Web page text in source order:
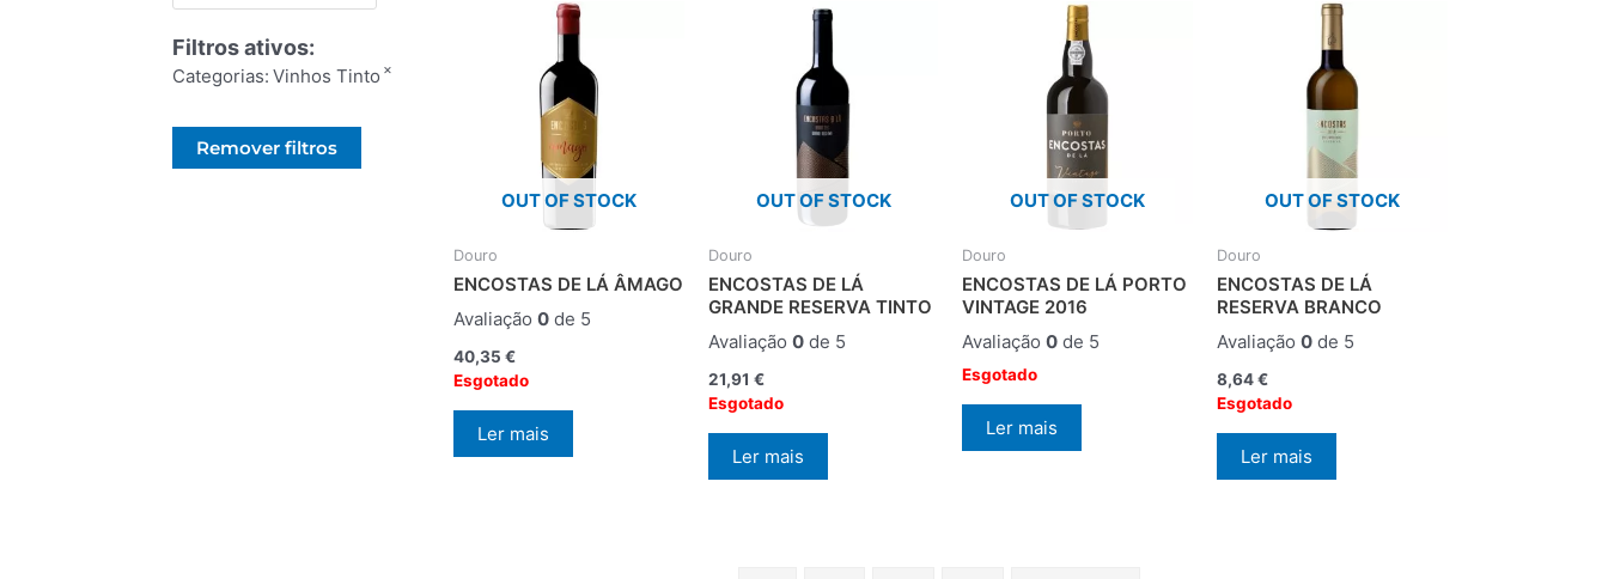
Filtros ativos:
Categorias: Vinhos Tinto ×
Remover filtros
OUT OF STOCK
Douro
ENCOSTAS DE LÁ ÂMAGO
Avaliação0 de 5
40,35€
Esgotado
Ler mais
OUT OF STOCK
Douro
ENCOSTAS DE LÁ
GRANDE RESERVA TINTO
Avaliação 0de 5
21,91 €
Esgotado
Ler mais
OUT OF STOCK
Douro
ENCOSTAS DE LÁ PORTO
VINTAGE 2016
Avaliação0 de 5
Esgotado
Ler mais
OUT OF STOCK
Douro
ENCOSTAS DE LÁ
RESERVA BRANCO
Avaliação0 de 5
8,64€
Esgotado
Ler mais